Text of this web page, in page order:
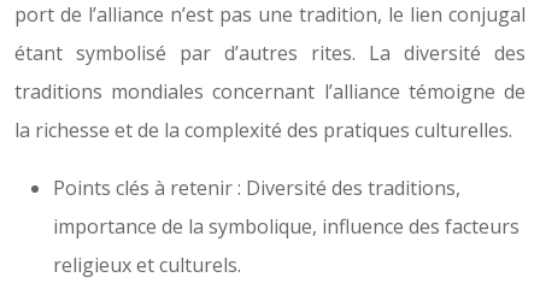
port de l’alliance n’est pas une tradition, le lien conjugal
étant symbolisé par d’autres rites. La diversité des
traditions mondiales concernant l’alliance témoigne de
la richesse et de la complexité des pratiques culturelles.
Points clés à retenir : Diversité des traditions,
importance de la symbolique, influence des facteurs
religieux et culturels.